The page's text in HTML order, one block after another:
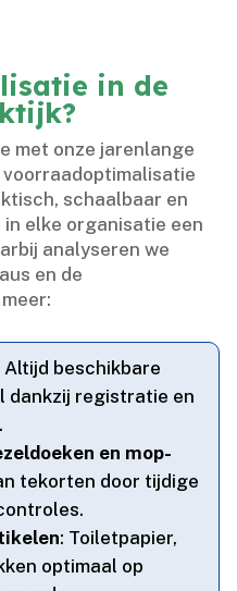
in de
met onze jarenlange
schaalbaar en
elke organisatie een
analyseren we
en de
Altijd beschikbare
dankzij registratie en
en mop-
tekorten door tijdige
: Toiletpapier,
optimaal op